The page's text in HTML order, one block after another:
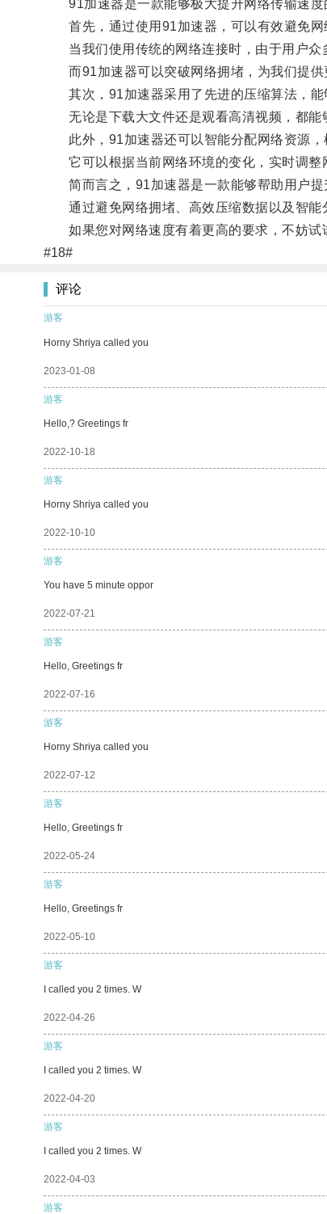
91加速器是一款能够极大提升网络传输速度
首先，通过使用91加速器，可以有效避免网
当我们使用传统的网络连接时，由于用户众
而91加速器可以突破网络拥堵，为我们提供
其次，91加速器采用了先进的压缩算法，能
无论是下载大文件还是观看高清视频，都能
此外，91加速器还可以智能分配网络资源，
它可以根据当前网络环境的变化，实时调整
简而言之，91加速器是一款能够帮助用户提
通过避免网络拥堵、高效压缩数据以及智能
如果您对网络速度有着更高的要求，不妨试
#18#
评论
游客
Horny Shriya called you
2023-01-08
游客
Hello,? Greetings fr
2022-10-18
游客
Horny Shriya called you
2022-10-10
游客
You have 5 minute oppor
2022-07-21
游客
Hello, Greetings fr
2022-07-16
游客
Horny Shriya called you
2022-07-12
游客
Hello, Greetings fr
2022-05-24
游客
Hello, Greetings fr
2022-05-10
游客
I called you 2 times. W
2022-04-26
游客
I called you 2 times. W
2022-04-20
游客
I called you 2 times. W
2022-04-03
游客